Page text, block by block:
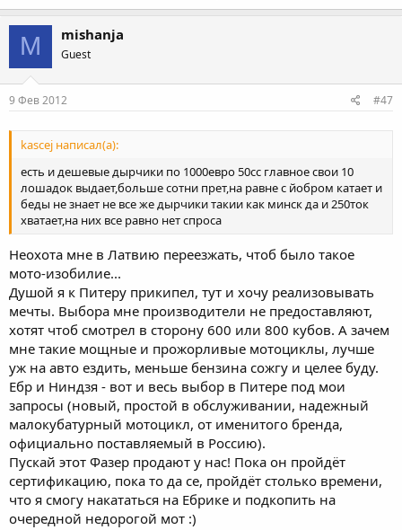
M mishanja
Guest
9 Фев 2012 #47
kascej написал(а):
есть и дешевые дырчики по 1000евро 50сс главное свои 10
лошадок выдает,больше сотни прет,на равне с йобром катает и
беды не знает не все же дырчики такии как минск да и 250ток
хватает,на них все равно нет спроса
Неохота мне в Латвию переезжать, чтоб было такое
мото-изобилие...
Душой я к Питеру прикипел, тут и хочу реализовывать
мечты. Выбора мне производители не предоставляют,
хотят чтоб смотрел в сторону 600 или 800 кубов. А зачем
мне такие мощные и прожорливые мотоциклы, лучше
уж на авто ездить, меньше бензина сожгу и целее буду.
Ебр и Ниндзя - вот и весь выбор в Питере под мои
запросы (новый, простой в обслуживании, надежный
малокубатурный мотоцикл, от именитого бренда,
официально поставляемый в Россию).
Пускай этот Фазер продают у нас! Пока он пройдёт
сертификацию, пока то да се, пройдёт столько времени,
что я смогу накататься на Ебрике и подкопить на
очередной недорогой мот :)